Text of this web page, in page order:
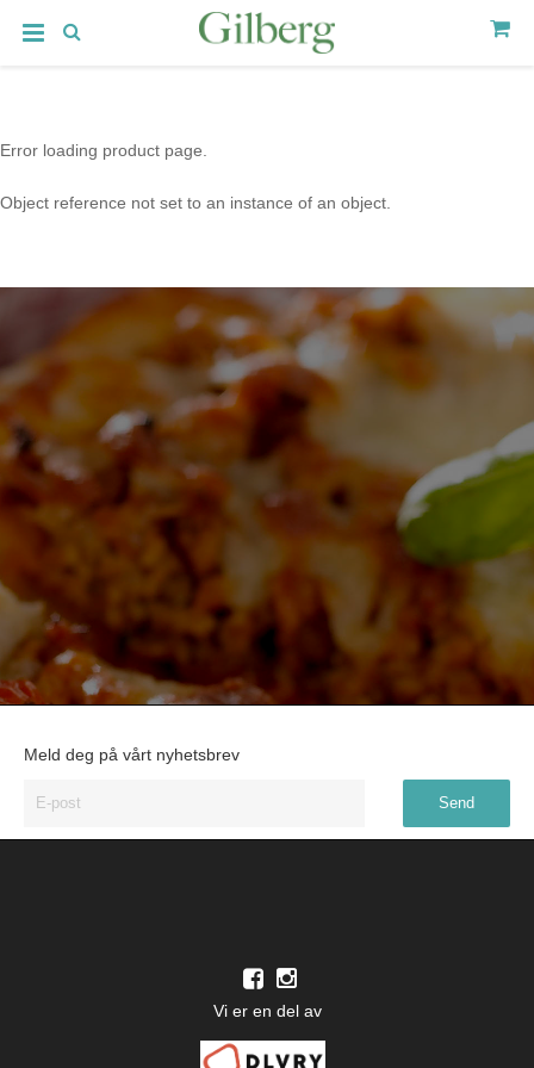
Error loading product page.
Object reference not set to an instance of an object.
Meld deg på vårt nyhetsbrev
Vi er en del av